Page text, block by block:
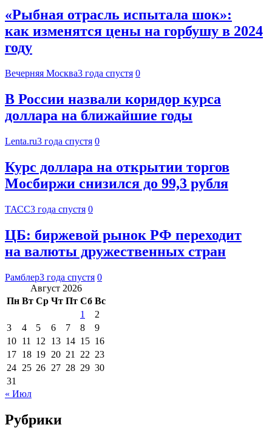
«Рыбная отрасль испытала шок»:
как изменятся цены на горбушу в 2024
году
Вечерняя Москва3 года спустя 0
В России назвали коридор курса
доллара на ближайшие годы
Lenta.ru3 года спустя 0
Курс доллара на открытии торгов
Мосбиржи снизился до 99,3 рубля
ТАСС3 года спустя 0
ЦБ: биржевой рынок РФ переходит
на валюты дружественных стран
Рамблер3 года спустя 0
Август 2026
Пн Вт Ср Чт Пт Сб Вс
1
2
3
4 5 6 7 8
9
10 11 12 13 14 15 16
17 18 19 20 21 22 23
24 25 26 27 28 29 30
31
« Июл
Рубрики